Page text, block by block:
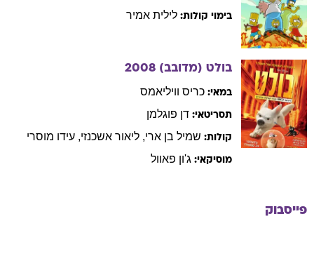
בימוי קולות: לילית אמיר
בולט (מדובב) 2008
במאי: כריס וויליאמס
תסריטאי: דן פוגלמן
קולות: שמיל בן ארי, ליאור אשכנזי, עידו מוסרי
מוסיקאי: ג'ון פאוול
פייסבוק